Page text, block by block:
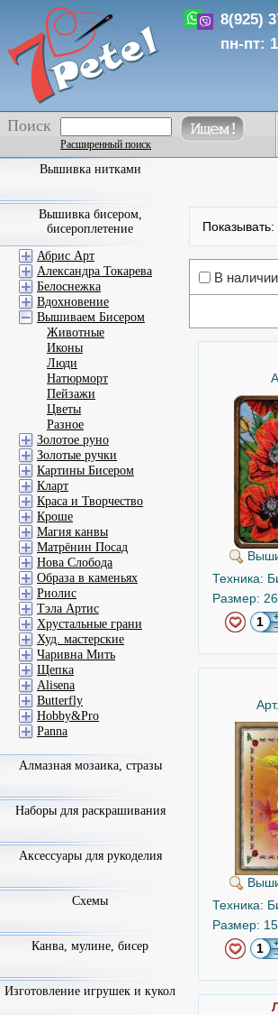
8(925)
пн-пт:
Поиск
Расширенный поиск
Показывать:
В наличии
Техника:
Размер:
Арт.
Техника:
Размер:
Вышивка нитками
Вышивка бисером,
бисероплетение
Абрис Арт
Александра Токарева
Белоснежка
Вдохновение
Вышиваем Бисером
Животные
Иконы
Люди
Натюрморт
Пейзажи
Цветы
Разное
Золотое руно
Золотые ручки
Картины Бисером
Кларт
Краса и Творчество
Кроше
Магия канвы
Матрёнин Посад
Нова Слобода
Образа в каменьях
Риолис
Тэла Артис
Хрустальные грани
Худ. мастерские
Чаривна Мить
Щепка
Alisena
Butterfly
Hobby&Pro
Panna
Алмазная мозаика, стразы
Наборы для раскрашивания
Аксессуары для рукоделия
Схемы
Канва, мулине, бисер
Изготовление игрушек и кукол